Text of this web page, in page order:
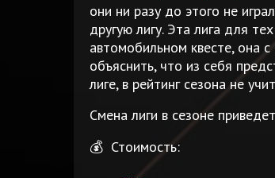
они ни разу до этого не
другую лигу. Эта лига для
автомобильном квесте, она
объяснить, что из себя
лиге, в рейтинг сезона не
Смена лиги в сезоне
💰 Стоимость: